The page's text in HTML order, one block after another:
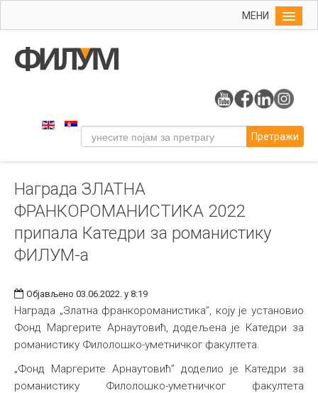
МЕНИ
Упис
Уметност
Издаваштво
Библиотека
Студенти
Међународна
Претражи
Награда ЗЛАТНА
ФРАНКОРОМАНИСТИКА 2022
припала Катедри за романистику
ФИЛУМ-а
Објављено 03.06.2022. у 8:19
Награда „Златна франкороманистика”, коју је установио
Фонд Маргерите Арнаутовић, додељена је Катедри за
романистику Филолошко-уметничког факултета.
„Фонд Маргерите Арнаутовић” доделио је Катедри за
романистику Филолошко-уметничког факултета